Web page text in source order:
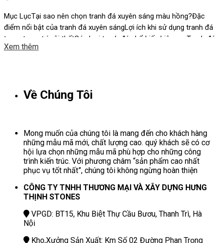
Mục LụcTại sao nên chọn tranh đá xuyên sáng màu hồng?Đặc
điểm nổi bật của tranh đá xuyên sángLợi ích khi sử dụng tranh đá
trong trang trí nội thấtCác loại tranh đá phổ biến hiện nayTranh đá
màu hồng: Vẻ đẹp ngọt ngào và lôi cuốnTranh đá xuyên sáng
Xem thêm
Về Chúng Tôi
Mong muốn của chúng tôi là mang đến cho khách hàng
những mẫu mã mới, chất lượng cao. quý khách sẽ có cơ
hội lựa chọn những mẫu mã phù hợp cho những công
trình kiến trúc. Với phương châm “sản phẩm cao nhất
phục vụ tốt nhất”, chúng tôi không ngừng hoàn thiện
CÔNG TY TNHH THƯƠNG MẠI VÀ XÂY DỰNG HƯNG
THỊNH STONES
VPGD: BT15, Khu Biệt Thự Cầu Bươu, Thanh Trì, Hà
Nội
Kho,Xưởng Sản Xuất: Km Số 02 Đường Phan Trọng